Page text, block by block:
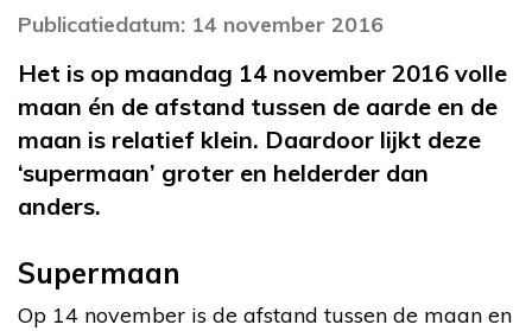
Publicatiedatum: 14 november 2016
Het is op maandag 14 november 2016 volle
maan én de afstand tussen de aarde en de
maan is relatief klein. Daardoor lijkt deze
‘supermaan’ groter en helderder dan
anders.
Supermaan
Op 14 november is de afstand tussen de maan en